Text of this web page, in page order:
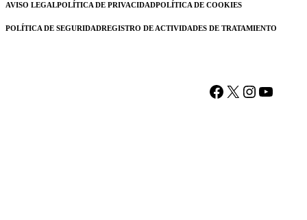
AVISO LEGALPOLÍTICA DE PRIVACIDADPOLÍTICA DE COOKIES
POLÍTICA DE SEGURIDADREGISTRO DE ACTIVIDADES DE TRATAMIENTO
Facebook
X Instagram